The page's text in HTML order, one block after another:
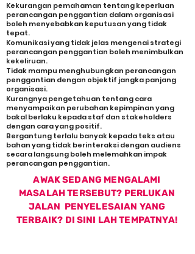
Kekurangan pemahaman tentang keperluan
perancangan penggantian dalam organisasi
boleh menyebabkan keputusan yang tidak
tepat.
Komunikasi yang tidak jelas mengenai strategi
perancangan penggantian boleh menimbulkan
kekeliruan.
Tidak mampu menghubungkan perancangan
penggantian dengan objektif jangka panjang
organisasi.
Kurangnya pengetahuan tentang cara
menyampaikan perubahan kepimpinan yang
bakal berlaku kepada staf dan stakeholders
dengan cara yang positif.
Bergantung terlalu banyak kepada teks atau
bahan yang tidak berinteraksi dengan audiens
secara langsung boleh melemahkan impak
perancangan penggantian.
AWAK SEDANG MENGALAMI
MASALAH TERSEBUT? PERLUKAN
JALAN PENYELESAIAN YANG
TERBAIK? DI SINI LAH TEMPATNYA!